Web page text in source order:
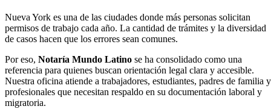
Nueva York es una de las ciudades donde más personas solicitan
permisos de trabajo cada año. La cantidad de trámites y la diversidad
de casos hacen que los errores sean comunes.
Por eso, Notaría Mundo Latino se ha consolidado como una
referencia para quienes buscan orientación legal clara y accesible.
Nuestra oficina atiende a trabajadores, estudiantes, padres de familia y
profesionales que necesitan respaldo en su documentación laboral y
migratoria.